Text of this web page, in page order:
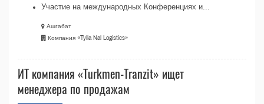
Участие на международных Конференциях и...
Ашгабат
Компания «Tylla Nal Logistics»
ИТ компания «Turkmen-Tranzit» ищет
менеджера по продажам